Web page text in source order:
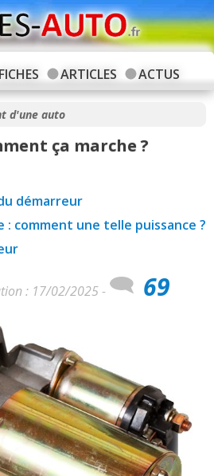
FICHES ARTICLES ACTUS
d'une auto
ça marche ?
démarreur
comment une telle puissance ?
: 17/02/2025 - 69